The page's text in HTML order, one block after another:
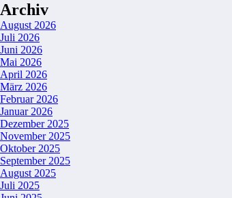
Archiv
August 2026
Juli 2026
Juni 2026
Mai 2026
April 2026
März 2026
Februar 2026
Januar 2026
Dezember 2025
November 2025
Oktober 2025
September 2025
August 2025
Juli 2025